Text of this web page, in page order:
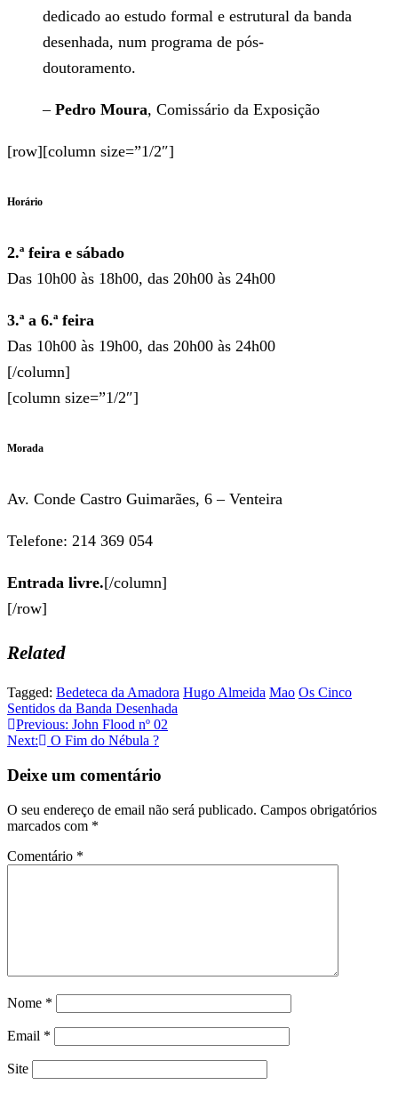
dedicado ao estudo formal e estrutural da banda
desenhada, num programa de pós-
doutoramento.
– Pedro Moura, Comissário da Exposição
[row][column size=”1/2″]
Horário
2.ª feira e sábado
Das 10h00 às 18h00, das 20h00 às 24h00
3.ª a 6.ª feira
Das 10h00 às 19h00, das 20h00 às 24h00
[/column]
[column size=”1/2″]
Morada
Av. Conde Castro Guimarães, 6 – Venteira
Telefone: 214 369 054
Entrada livre.[/column]
[/row]
Related
Tagged: Bedeteca da Amadora Hugo Almeida Mao Os Cinco
Sentidos da Banda Desenhada
Previous: John Flood nº 02
Next:
O Fim do Nébula ?
Deixe um comentário
O seu endereço de email não será publicado. Campos obrigatórios
marcados com *
Comentário *
Nome *
Email *
Site